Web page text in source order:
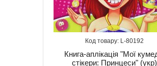
80192
Книга-аплікація "Мої
стікери: Принцеси" (укр)